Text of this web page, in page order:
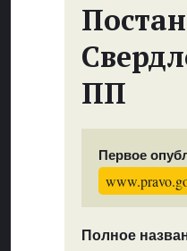
ПП
Первое
Полное